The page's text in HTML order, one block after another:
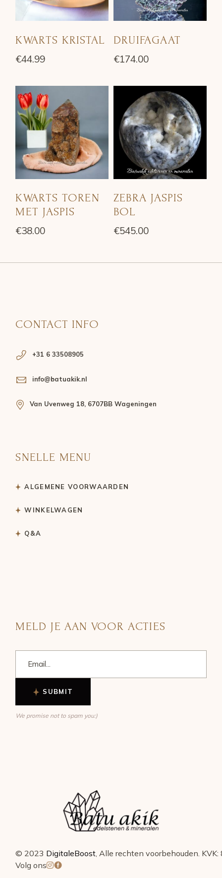
KWARTS KRISTAL
€44.99
DRUIFAGAAT
€174.00
KWARTS TOREN
MET JASPIS
€38.00
ZEBRA JASPIS
BOL
€545.00
CONTACT INFO
+31 6 33508905
info@batuakik.nl
Van Uvenweg 18, 6707BB Wageningen
SNELLE MENU
ALGEMENE VOORWAARDEN
WINKELWAGEN
Q&A
MELD JE AAN VOOR ACTIES
SUBMIT
We promise not to spam you:)
© 2023 DigitaleBoost, Alle rechten voorbehouden.
Volg ons